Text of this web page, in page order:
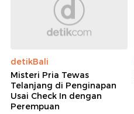
detikBali
Misteri Pria Tewas
Telanjang di Penginapan
Usai Check In dengan
Perempuan